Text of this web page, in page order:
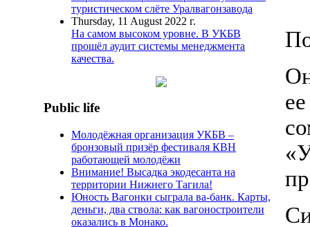
туристическом слёте Уралвагонзавода
Thursday, 11 August 2022 г.
На самом высоком уровне. В УКБВ
прошёл аудит системы менеджмента
качества.
Public life
Молодёжная организация УКБВ –
бронзовый призёр фестиваля КВН
работающей молодёжи
Внимание! Высадка экодесанта на
территории Нижнего Тагила!
Юность Вагонки сыграла ва-банк. Карты,
деньги, два ствола: как вагоностроители
оказались в Монако.